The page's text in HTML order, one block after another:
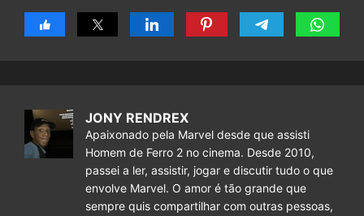
JONY RENDREX
Apaixonado pela Marvel desde que assisti
Homem de Ferro 2 no cinema. Desde 2010,
passei a ler, assistir, jogar e discutir tudo o que
envolve Marvel. O amor é tão grande que
sempre quis compartilhar com outras pessoas,